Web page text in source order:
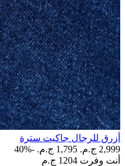
أزرق للرجال جاكيت سترة
2,999 ج.م.‏
1,795 ج.م.‏
-40%
أنت وفرت 1204 ج.م